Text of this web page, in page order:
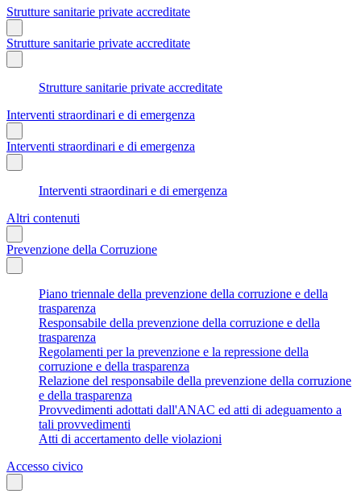
Strutture sanitarie private accreditate
Strutture sanitarie private accreditate
Strutture sanitarie private accreditate
Interventi straordinari e di emergenza
Interventi straordinari e di emergenza
Interventi straordinari e di emergenza
Altri contenuti
Prevenzione della Corruzione
Piano triennale della prevenzione della corruzione e della
trasparenza
Responsabile della prevenzione della corruzione e della
trasparenza
Regolamenti per la prevenzione e la repressione della
corruzione e della trasparenza
Relazione del responsabile della prevenzione della corruzione
e della trasparenza
Provvedimenti adottati dall'ANAC ed atti di adeguamento a
tali provvedimenti
Atti di accertamento delle violazioni
Accesso civico